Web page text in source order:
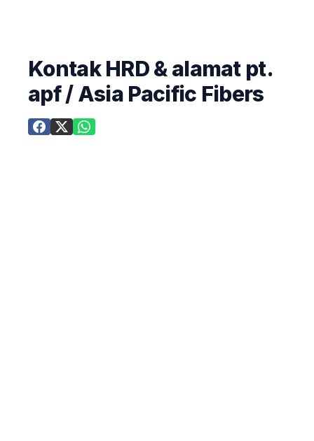
Kontak HRD & alamat pt.
apf / Asia Pacific Fibers